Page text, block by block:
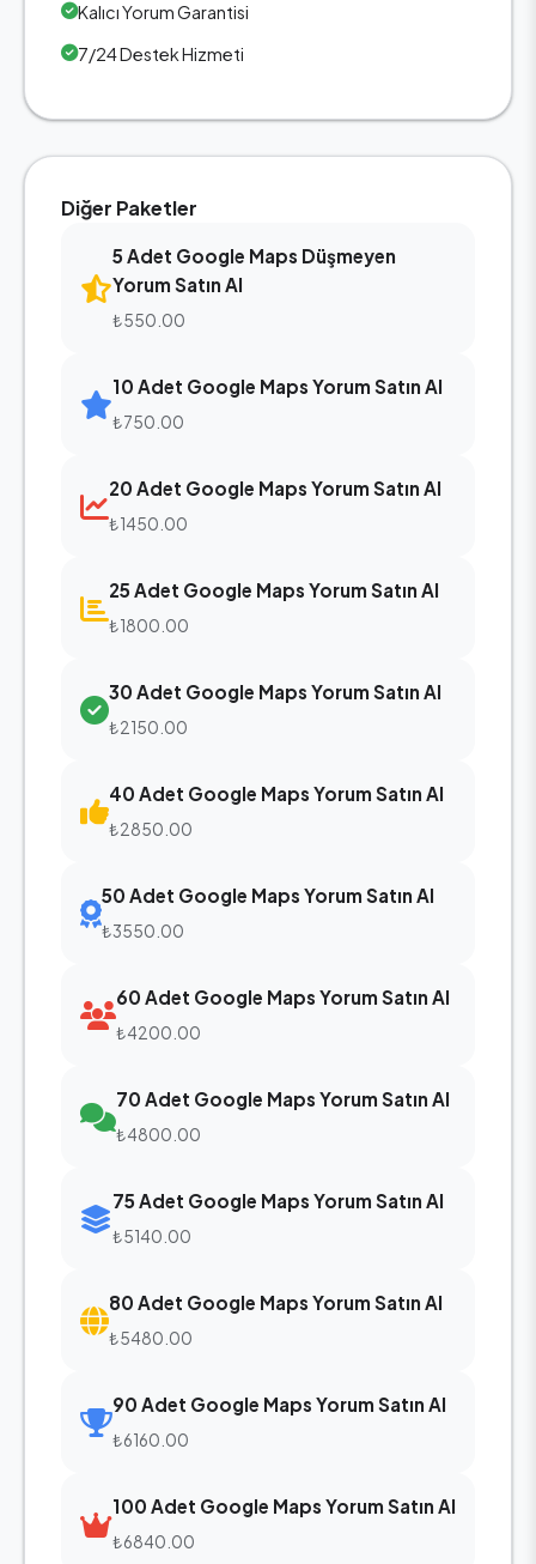
Kalıcı Yorum Garantisi
7/24 Destek Hizmeti
Diğer Paketler
5 Adet Google Maps Düşmeyen
Yorum Satın Al
₺550.00
10 Adet Google Maps Yorum Satın Al
₺750.00
20 Adet Google Maps Yorum Satın Al
₺1450.00
25 Adet Google Maps Yorum Satın Al
₺1800.00
30 Adet Google Maps Yorum Satın Al
₺2150.00
40 Adet Google Maps Yorum Satın Al
₺2850.00
50 Adet Google Maps Yorum Satın Al
₺3550.00
60 Adet Google Maps Yorum Satın Al
₺4200.00
70 Adet Google Maps Yorum Satın Al
₺4800.00
75 Adet Google Maps Yorum Satın Al
₺5140.00
80 Adet Google Maps Yorum Satın Al
₺5480.00
90 Adet Google Maps Yorum Satın Al
₺6160.00
100 Adet Google Maps Yorum Satın Al
₺6840.00